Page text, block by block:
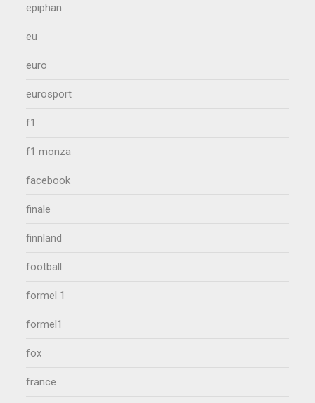
epiphan
eu
euro
eurosport
f1
f1 monza
facebook
finale
finnland
football
formel 1
formel1
fox
france